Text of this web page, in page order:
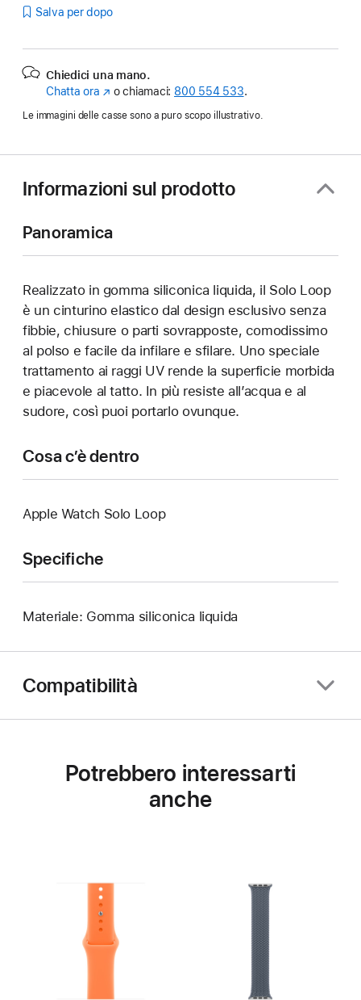
Salva per dopo
Chiedici una mano.
Chatta ora (Si
nuova
o chiamaci: 800 554 533.
Le immagini delle casse sono a puro scopo illustrativo.
Informazioni sul prodotto
Panoramica
Realizzato in gomma siliconica liquida, il Solo Loop
è un cinturino elastico dal design esclusivo senza
fibbie, chiusure o parti sovrapposte, comodissimo
al polso e facile da infilare e sfilare. Uno speciale
trattamento ai raggi UV rende la superficie morbida
e piacevole al tatto. In più resiste all’acqua e al
sudore, così puoi portarlo ovunque.
Cosa c’è dentro
Apple Watch Solo Loop
Specifiche
Materiale: Gomma siliconica liquida
Compatibilità
Potrebbero interessarti
anche